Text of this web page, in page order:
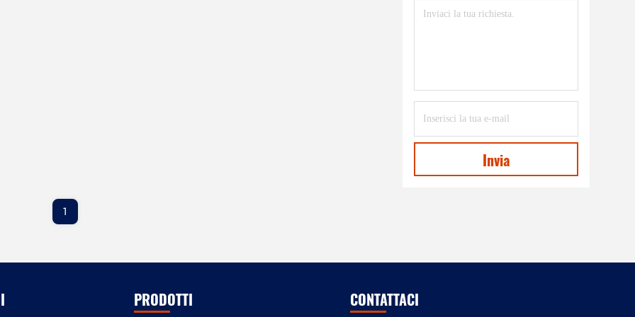
Invia
1
PRODOTTI CONTATTACI